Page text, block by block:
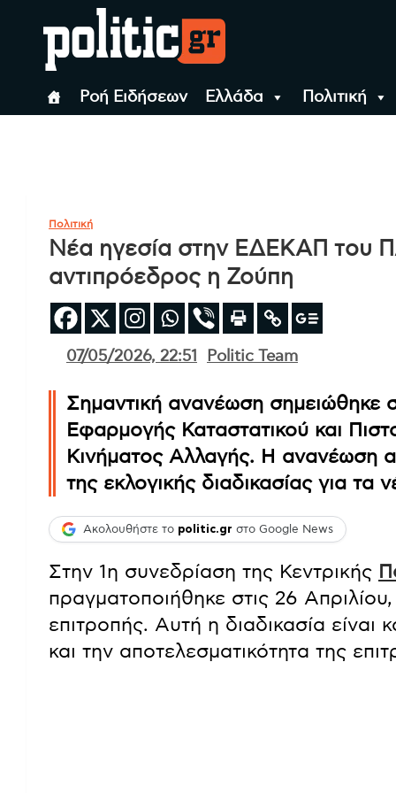
content
Ειδήσεις απο τη
Κόσμο
politic.gr
Ροή Ειδήσεων Ελλάδα Πολιτική
Πολιτική
Νέα ηγεσία στην ΕΔΕΚΑΠ του
αντιπρόεδρος η Ζούπη
07/05/2026, 22:51 Politic Team
Σημαντική ανανέωση σημειώθηκε
Εφαρμογής Καταστατικού και
Κινήματος Αλλαγής. Η ανανέωση
της εκλογικής διαδικασίας για τα
Ακολουθήστε το politic.gr στο Google News
Στην 1η συνεδρίαση της Κεντρικής
πραγματοποιήθηκε στις 26
επιτροπής. Αυτή η διαδικασία είναι
και την αποτελεσματικότητα της